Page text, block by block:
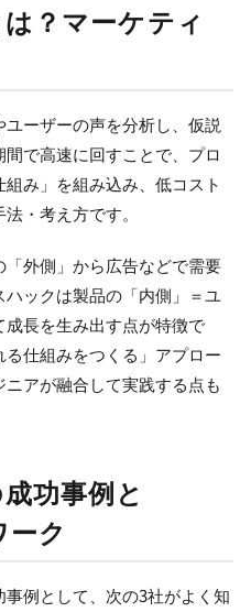
？マーケティ
ーザーの声を分析し、仮説
で高速に回すことで、プロ
み」を組み込み、低コスト
・考え方です。
外側」から広告などで需要
ックは製品の「内側」＝ユ
長を生み出す点が特徴で
仕組みをつくる」アプロー
アが融合して実践する点も
功事例と
ク
例として、次の3社がよく知